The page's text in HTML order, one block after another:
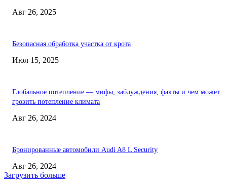
Авг 26, 2025
Безопасная обработка участка от крота
Июл 15, 2025
Глобальное потепление — мифы, заблуждения, факты и чем может
грозить потепление климата
Авг 26, 2024
Бронированные автомобили Audi A8 L Security
Авг 26, 2024
Загрузить больше